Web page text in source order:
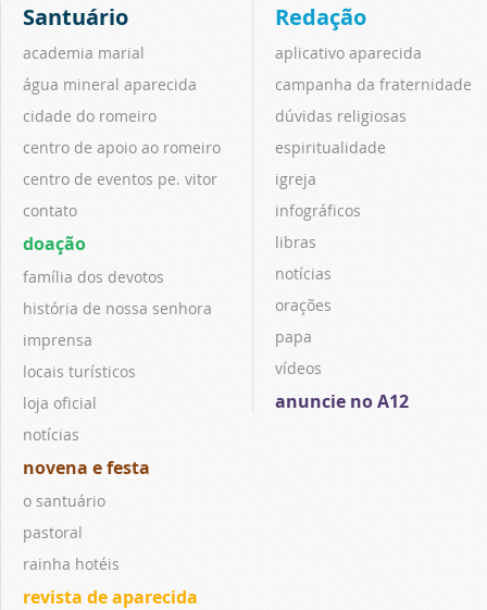
Santuário
academia marial
água mineral aparecida
cidade do romeiro
centro de apoio ao romeiro
centro de eventos pe. vitor
contato
doação
família dos devotos
história de nossa senhora
imprensa
locais turísticos
loja oficial
notícias
novena e festa
o santuário
pastoral
rainha hotéis
revista de aparecida
Redação
aplicativo aparecida
campanha da fraternidade
dúvidas religiosas
espiritualidade
igreja
infográficos
libras
notícias
orações
papa
vídeos
anuncie no A12